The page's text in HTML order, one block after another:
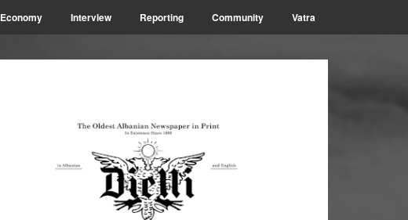
Economy Interview Reporting Community Vatra